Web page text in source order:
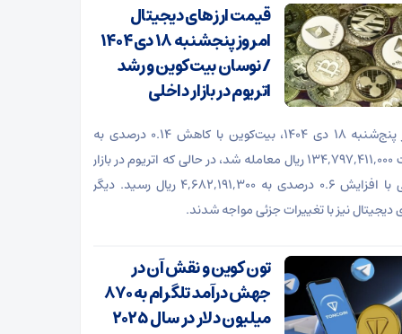
قیمت ارز‌های دیجیتال
امروز پنجشنبه ۱۸ دی ۱۴۰۴
/ نوسان بیت‌کوین و رشد
اتریوم در بازار داخلی
امروز پنج‌شنبه ۱۸ دی ۱۴۰۴، بیت‌کوین با کاهش ۰.۱۴ درصدی به
قیمت ۱۳۴,۷۹۷,۴۱۱,۰۰۰ ریال معامله شد، در حالی که اتریوم در بازار
داخلی با افزایش ۰.۶ درصدی به ۴,۶۸۲,۱۹۱,۳۰۰ ریال رسید. دیگر
دیجیتال نیز با تغییرات جزئی مواجه شدند.
تون کوین و نقش آن در
جهش درآمد تلگرام به ۸۷۰
میلیون دلار در سال ۲۰۲۵